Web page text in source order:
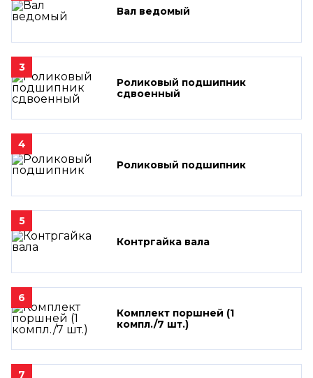
Вал ведомый
3
Роликовый подшипник
сдвоенный
4
Роликовый подшипник
5
Контргайка вала
6
Комплект поршней (1
компл./7 шт.)
7